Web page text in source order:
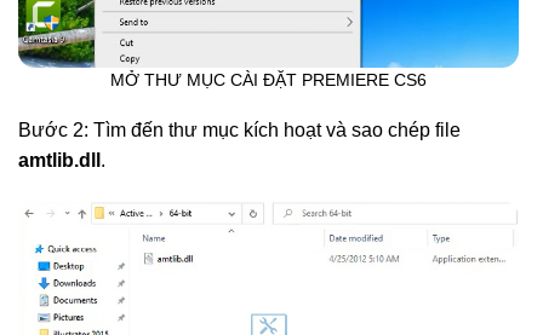
MỞ THƯ MỤC CÀI ĐẶT PREMIERE CS6
Bước 2: Tìm đến thư mục kích hoạt và sao chép file
amtlib.dll .